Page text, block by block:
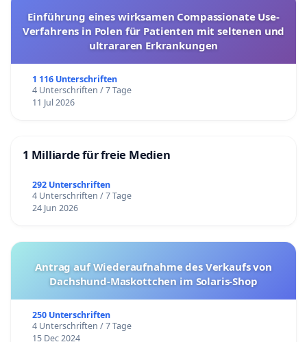
Einführung eines wirksamen Compassionate Use-
Verfahrens in Polen für Patienten mit seltenen und
ultrararen Erkrankungen
1 116 Unterschriften
4 Unterschriften / 7 Tage
11 Jul 2026
1 Milliarde für freie Medien
292 Unterschriften
4 Unterschriften / 7 Tage
24 Jun 2026
Antrag auf Wiederaufnahme des Verkaufs von
Dachshund-Maskottchen im Solaris-Shop
250 Unterschriften
4 Unterschriften / 7 Tage
15 Dec 2024